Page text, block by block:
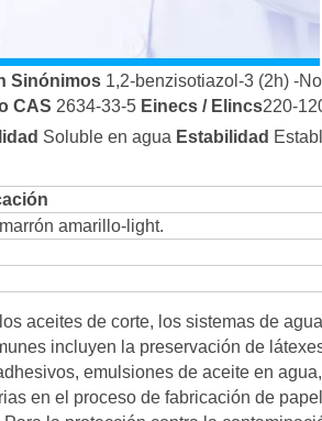
Sinónimos 1,2-benzisotiazol-3 (2h) -
CAS 2634-33-5 Einecs / Elincs220-
Soluble en agua Estabilidad
amarillo-light.
aceites de corte, los sistemas de
incluyen la preservación de
emulsiones de aceite en
en el proceso de fabricación de